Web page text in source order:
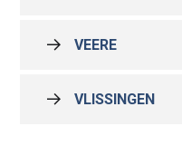
VEERE
VLISSINGEN